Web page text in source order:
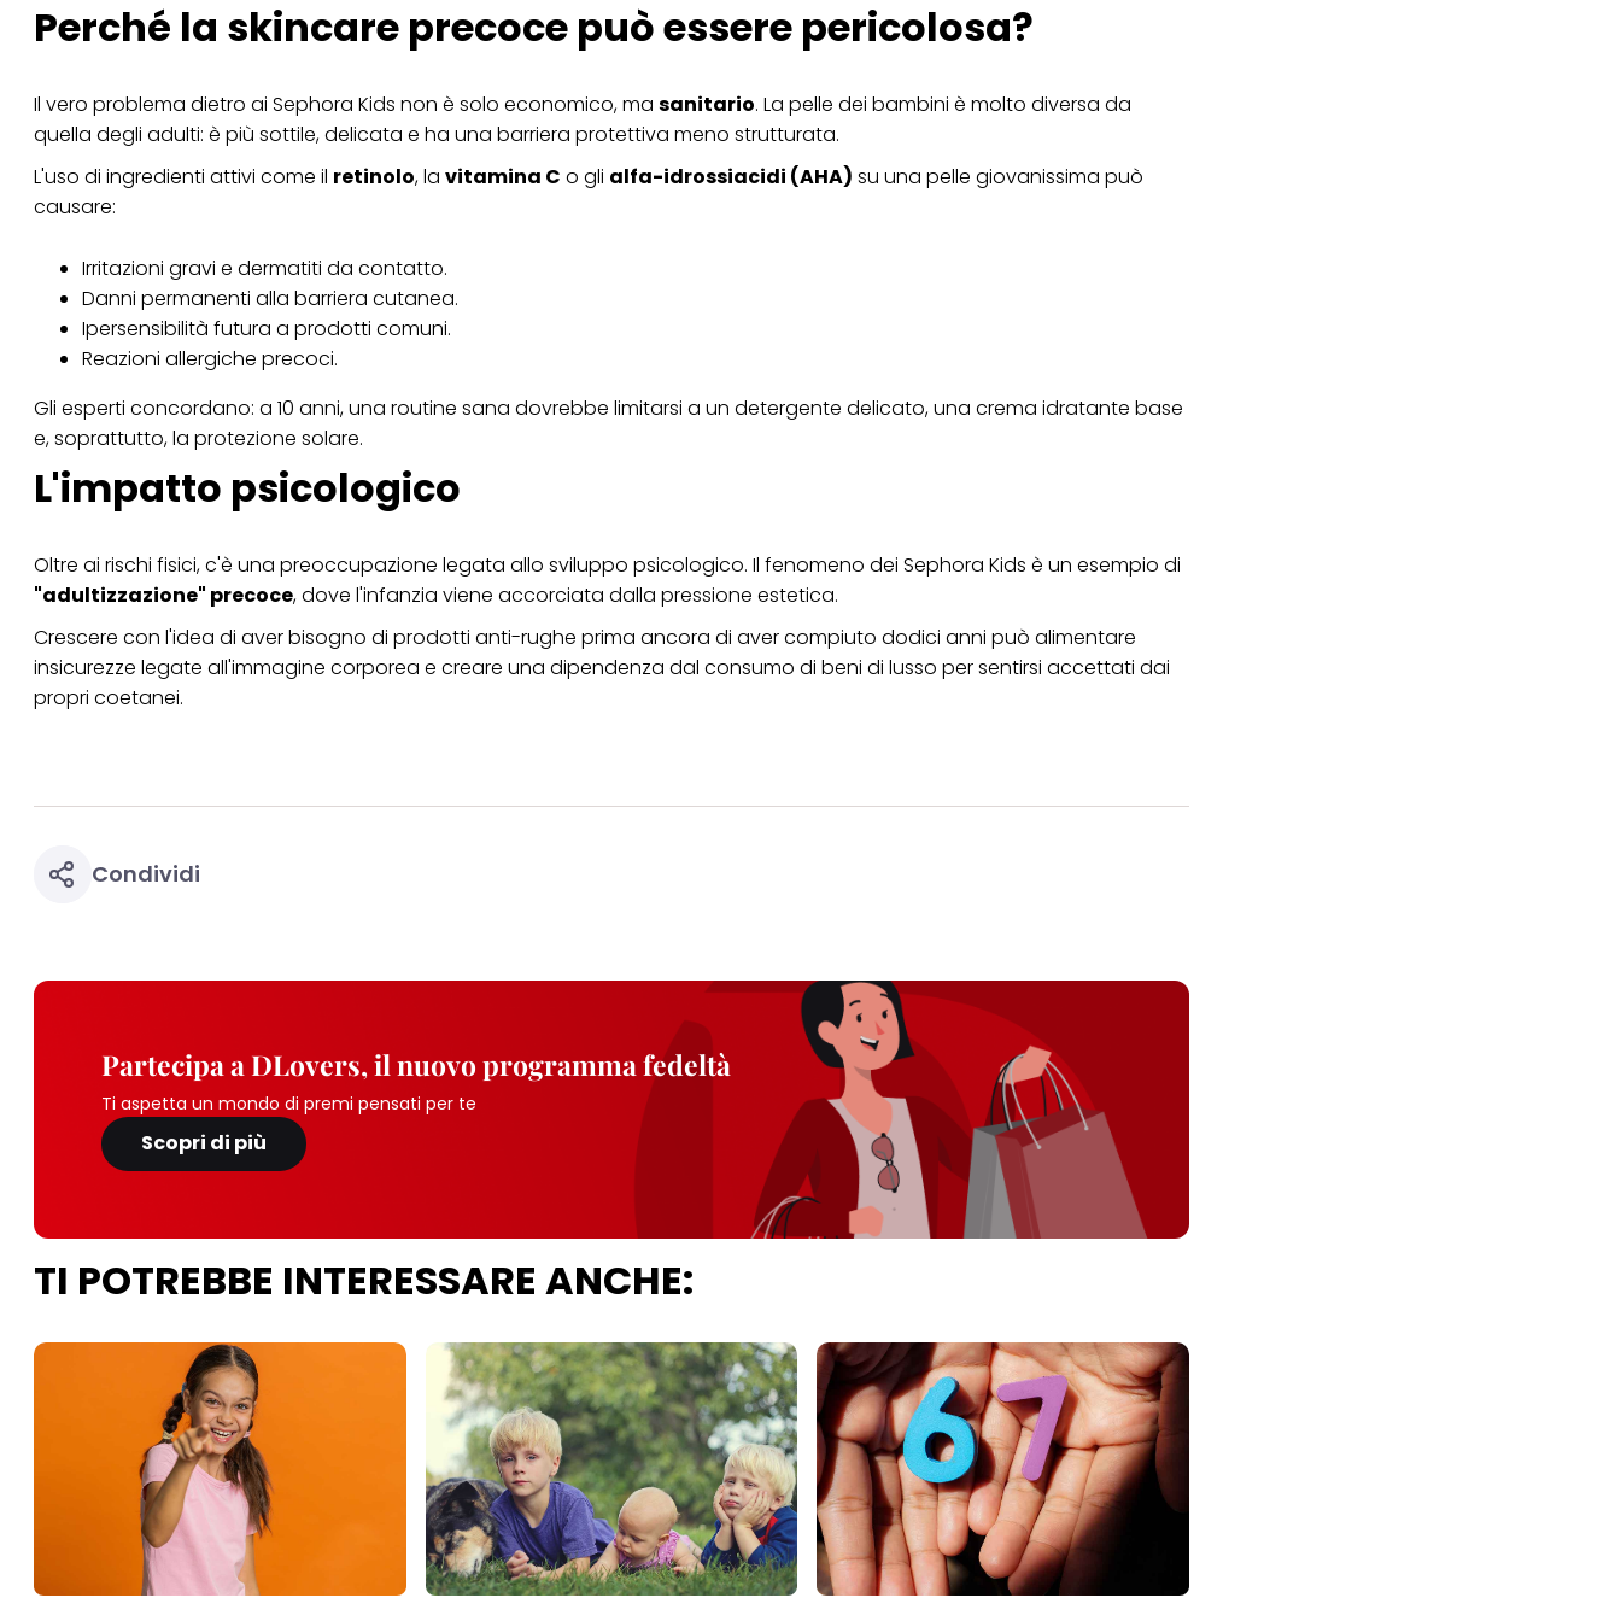
Perché la skincare precoce può essere pericolosa?
Il vero problema dietro ai Sephora Kids non è solo economico, ma sanitario. La pelle dei bambini è molto diversa da
quella degli adulti: è più sottile, delicata e ha una barriera protettiva meno strutturata.
L'uso di ingredienti attivi come il retinolo, la vitamina C o gli alfa-idrossiacidi (AHA) su una pelle giovanissima può
causare:
Irritazioni gravi e dermatiti da contatto.
Danni permanenti alla barriera cutanea.
Ipersensibilità futura a prodotti comuni.
Reazioni allergiche precoci.
Gli esperti concordano: a 10 anni, una routine sana dovrebbe limitarsi a un detergente delicato, una crema idratante base
e, soprattutto, la protezione solare.
L'impatto psicologico
Oltre ai rischi fisici, c'è una preoccupazione legata allo sviluppo psicologico. Il fenomeno dei Sephora Kids è un esempio di
"adultizzazione" precoce, dove l'infanzia viene accorciata dalla pressione estetica.
Crescere con l'idea di aver bisogno di prodotti anti-rughe prima ancora di aver compiuto dodici anni può alimentare
insicurezze legate all'immagine corporea e creare una dipendenza dal consumo di beni di lusso per sentirsi accettati dai
propri coetanei.
Condividi
Partecipa a DLovers, il nuovo programma fedeltà
Ti aspetta un mondo di premi pensati per te
Scopri di più
TI POTREBBE INTERESSARE ANCHE:
Se fai clic su "Modifica" potrai trovare maggiori informazioni sul trattamento dei tuoi dati / sull'uso dei cookie e consentirli
per uno o più degli scopi sopra menzionati. Cliccando su "Accetta tutto", acconsenti all'uso dei cookie e al trattamento dei
necessari per fornirti questo sito web.